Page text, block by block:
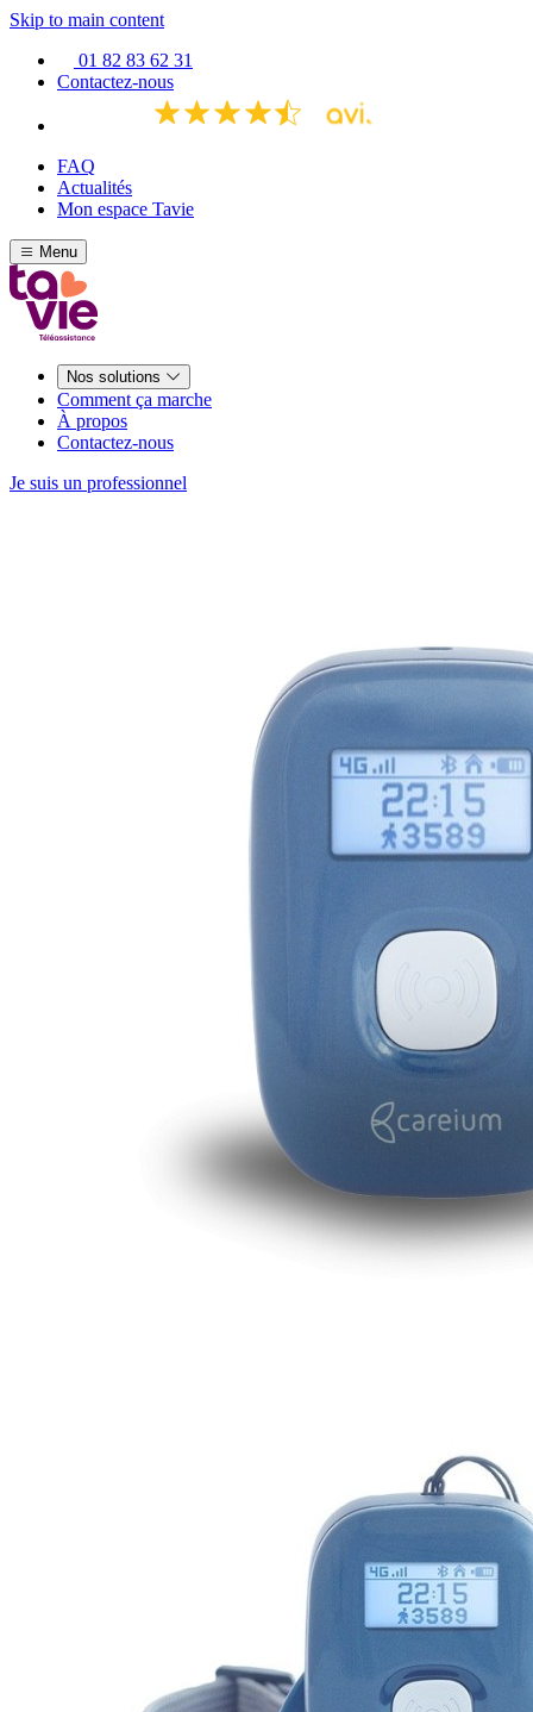
Skip to main content
01 82 83 62 31
Contactez-nous
FAQ
Actualités
Mon espace Tavie
Menu
Nos solutions
Comment ça marche
À propos
Contactez-nous
Je suis un professionnel